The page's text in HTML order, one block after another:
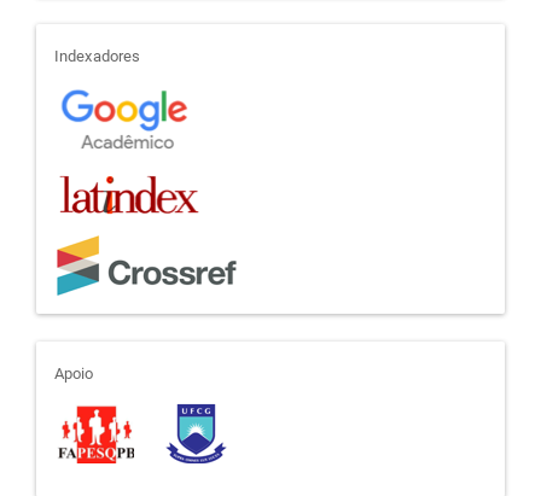
indexadores
Indexadores
apoio
Apoio